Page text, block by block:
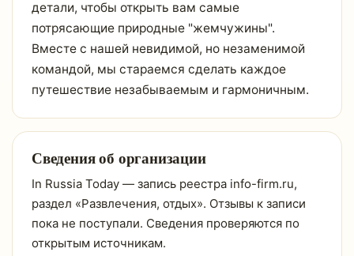
детали, чтобы открыть вам самые
потрясающие природные "жемчужины".
Вместе с нашей невидимой, но незаменимой
командой, мы стараемся сделать каждое
путешествие незабываемым и гармоничным.
Сведения об организации
In Russia Today — запись реестра info-firm.ru,
раздел «Развлечения, отдых». Отзывы к записи
пока не поступали. Сведения проверяются по
открытым источникам.